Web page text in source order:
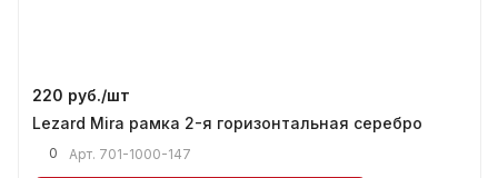
220 руб./шт
Lezard Mira рамка 2-я горизонтальная серебро
0 Арт. 701-1000-147